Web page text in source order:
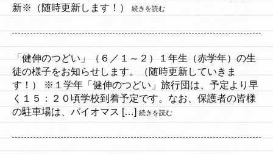
新※（随時更新します！）
続きを読む
「健伸のつどい」（６／１～２）１年生（赤学年）の生
徒の様子をお知らせします。（随時更新していきま
す！） ※１学年「健伸のつどい」旅行団は、予定より早
く１５：２０頃学校到着予定です。なお、保護者の皆様
の駐車場は、バイオマス […] 続きを読む